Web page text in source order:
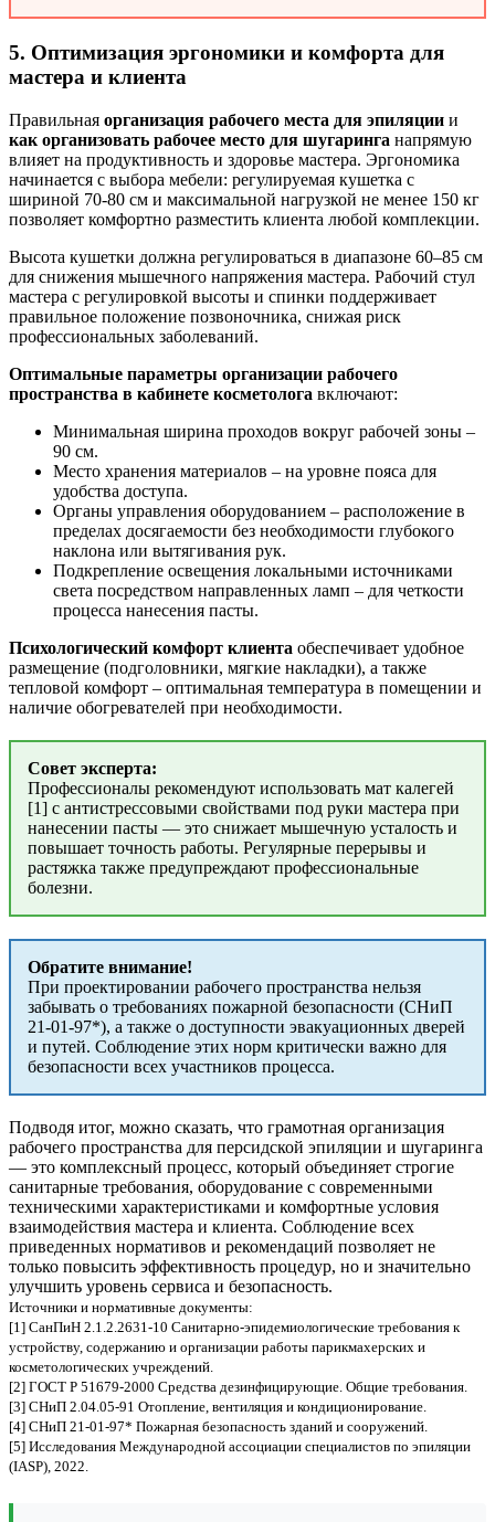
5. Оптимизация эргономики и комфорта для
мастера и клиента
Правильная организация рабочего места для эпиляции и
как организовать рабочее место для шугаринга напрямую
влияет на продуктивность и здоровье мастера. Эргономика
начинается с выбора мебели: регулируемая кушетка с
шириной 70-80 см и максимальной нагрузкой не менее 150 кг
позволяет комфортно разместить клиента любой комплекции.
Высота кушетки должна регулироваться в диапазоне 60–85 см
для снижения мышечного напряжения мастера. Рабочий стул
мастера с регулировкой высоты и спинки поддерживает
правильное положение позвоночника, снижая риск
профессиональных заболеваний.
Оптимальные параметры организации рабочего
пространства в кабинете косметолога включают:
Минимальная ширина проходов вокруг рабочей зоны –
90 см.
Место хранения материалов – на уровне пояса для
удобства доступа.
Органы управления оборудованием – расположение в
пределах досягаемости без необходимости глубокого
наклона или вытягивания рук.
Подкрепление освещения локальными источниками
света посредством направленных ламп – для четкости
процесса нанесения пасты.
Психологический комфорт клиента обеспечивает удобное
размещение (подголовники, мягкие накладки), а также
тепловой комфорт – оптимальная температура в помещении и
наличие обогревателей при необходимости.
Совет эксперта:
Профессионалы рекомендуют использовать мат калегей
[1] с антистрессовыми свойствами под руки мастера при
нанесении пасты — это снижает мышечную усталость и
повышает точность работы. Регулярные перерывы и
растяжка также предупреждают профессиональные
болезни.
Обратите внимание!
При проектировании рабочего пространства нельзя
забывать о требованиях пожарной безопасности (СНиП
21-01-97*), а также о доступности эвакуационных дверей
и путей. Соблюдение этих норм критически важно для
безопасности всех участников процесса.
Подводя итог, можно сказать, что грамотная организация
рабочего пространства для персидской эпиляции и шугаринга
— это комплексный процесс, который объединяет строгие
санитарные требования, оборудование с современными
техническими характеристиками и комфортные условия
взаимодействия мастера и клиента. Соблюдение всех
приведенных нормативов и рекомендаций позволяет не
только повысить эффективность процедур, но и значительно
улучшить уровень сервиса и безопасность.
Источники и нормативные документы:
[1] СанПиН 2.1.2.2631-10 Санитарно-эпидемиологические требования к
устройству, содержанию и организации работы парикмахерских и
косметологических учреждений.
[2] ГОСТ Р 51679-2000 Средства дезинфицирующие. Общие требования.
[3] СНиП 2.04.05-91 Отопление, вентиляция и кондиционирование.
[4] СНиП 21-01-97* Пожарная безопасность зданий и сооружений.
[5] Исследования Международной ассоциации специалистов по эпиляции
(IASP), 2022.